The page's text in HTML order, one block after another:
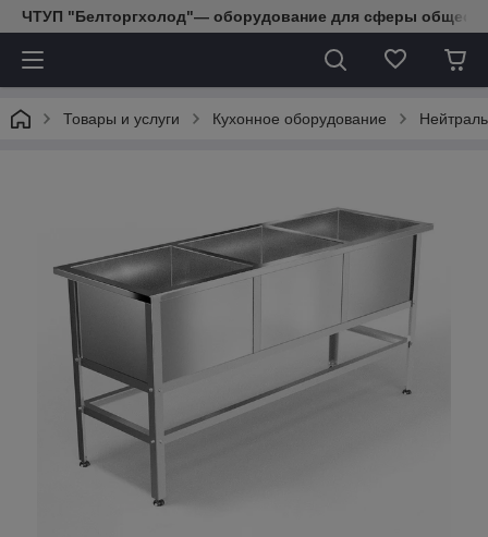
ЧТУП "Белторгхолод"— оборудование для сферы
Товары и услуги Кухонное оборудование